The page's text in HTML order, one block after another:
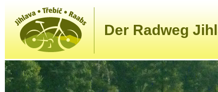
Der Radweg